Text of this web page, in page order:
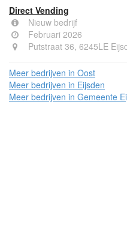
Direct Vending
Nieuw bedrijf
Februari 2026
Putstraat 36, 6245LE
Meer bedrijven in Oost
Meer bedrijven in Eijsden
Meer bedrijven in Gemeente